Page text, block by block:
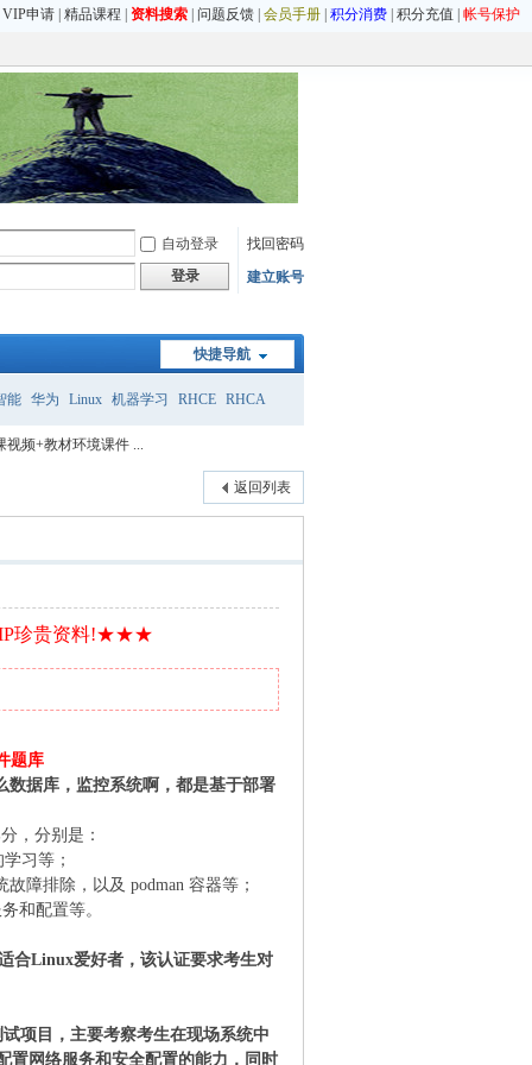
VIP申请 精品课程 资料搜索 问题反馈 会员手册 积分消费 积分充值 帐号保护
自动登录
找回密码
登录
建立账号
快捷导航
能 华为 Linux 机器学习 RHCE RHCA
视频+教材环境课件 ...
返回列表
珍贵资料!★★★
题库
据库，监控系统啊，都是基于部署
，分别是：
习等；
障排除，以及 podman 容器等；
和配置等。
合Linux爱好者，该认证要求考生对
项目，主要考察考生在现场系统中
置网络服务和安全配置的能力，同时